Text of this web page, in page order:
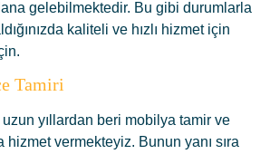
gelebilmektedir. Bu gibi durumlarla
kaliteli ve hızlı hizmet için
Tamiri
yıllardan beri mobilya tamir ve
hizmet vermekteyiz. Bunun yanı sıra